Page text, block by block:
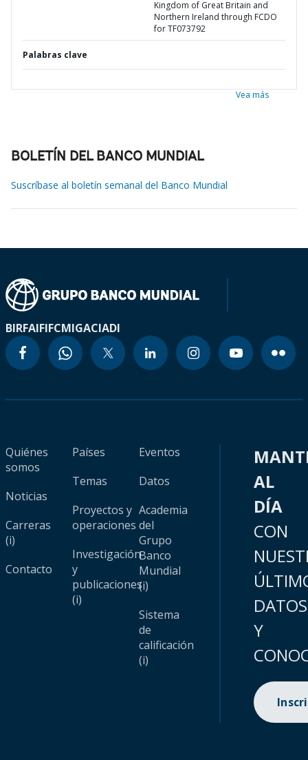
Kingdom of Great Britain and
Northern Ireland through FCDO
for TF073792
Palabras clave
Vea más
BOLETÍN DEL BANCO MUNDIAL
Suscríbase al boletín semanal del Banco Mundial
BIRFAIFIFCMIGACIADI
Quiénes
somos
Noticias
Carreras
(i)
Contacto
Países
Temas
Proyectos y
operaciones
Investigación
y
publicaciones
(i)
Eventos
Datos
Academia
del
Grupo
Banco
Mundial
(i)
Sistema
de
calificación
(i)
AL
DÍA
CON
DATOS
Y